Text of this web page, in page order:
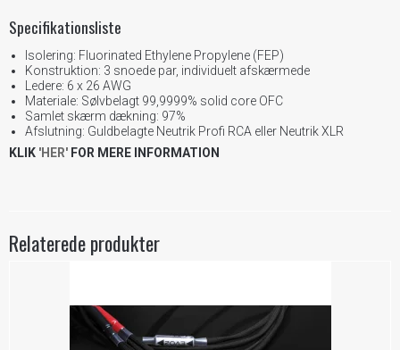
Specifikationsliste
Isolering: Fluorinated Ethylene Propylene (FEP)
Konstruktion: 3 snoede par, individuelt afskærmede
Ledere: 6 x 26 AWG
Materiale: Sølvbelagt 99,9999% solid core OFC
Samlet skærm dækning: 97%
Afslutning: Guldbelagte Neutrik Profi RCA eller Neutrik XLR
KLIK 'HER' FOR MERE INFORMATION
Relaterede produkter